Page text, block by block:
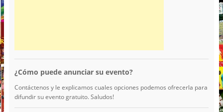
¿Cómo puede anunciar su evento?
Contáctenos y le explicamos cuales opciones podemos ofrecerla para
difundir su evento gratuito. Saludos!